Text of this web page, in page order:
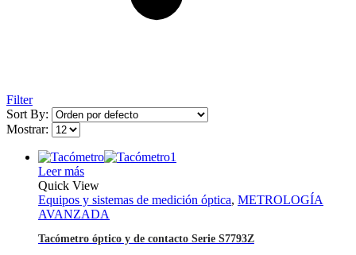
Filter
Sort By:
Mostrar:
Leer más
Quick View
Equipos y sistemas de medición óptica, METROLOGÍA
AVANZADA
Tacómetro óptico y de contacto Serie S7793Z